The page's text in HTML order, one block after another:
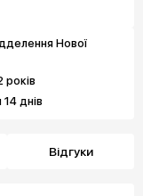
264 570 грн
Нової
років
днів
Відгуки